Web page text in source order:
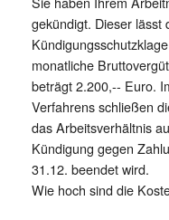
gekündigt. Dieser lässt
monatliche
beträgt 2.200,-- Euro.
Verfahrens schließen
das Arbeitsverhältnis
Kündigung gegen
31.12. beendet wird.
Wie hoch sind die